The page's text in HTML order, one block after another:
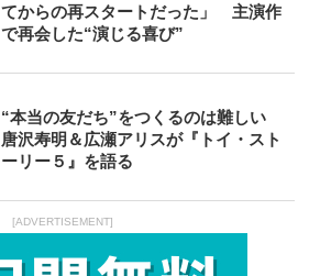
てからの再スタートだった」 主演作
で再会した“演じる喜び”
“本当の友だち”をつくるのは難しい
唐沢寿明＆広瀬アリスが『トイ・スト
ーリー５』を語る
[ADVERTISEMENT]